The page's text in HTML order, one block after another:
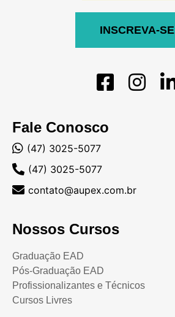
Fale Conosco
(47) 3025-5077
(47) 3025-5077
contato@aupex.com.br
Nossos Cursos
Graduação EAD
Pós-Graduação EAD
Profissionalizantes e Técnicos
Cursos Livres
INSCREVA-SE